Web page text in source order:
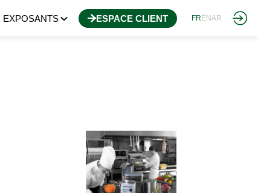
EXPOSANTS ESPACE CLIENT FR ENAR